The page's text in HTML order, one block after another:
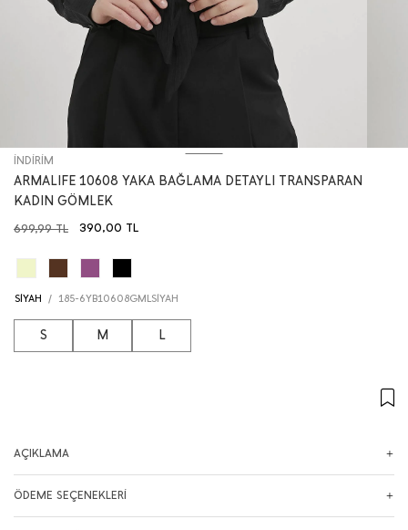
İNDİRİM
ARMALIFE 10608 YAKA BAĞLAMA DETAYLI TRANSPARAN
KADIN GÖMLEK
699,99TL 390,00 TL
S M L
SİYAH / 185-6YB10608GMLSİYAH
AÇIKLAMA
ÖDEME SEÇENEKLERİ